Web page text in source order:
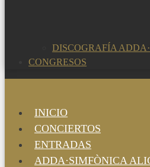
DISCOGRAFÍA
CONGRESOS
INICIO
CONCIERTOS
ENTRADAS
ADDA·SIMFÒNICA